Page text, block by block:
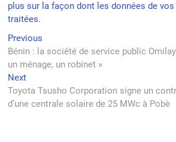
plus sur la façon dont les données de
traitées.
Navigation
de
l’article
Previous
post:
Bénin : la société de service public
un ménage, un robinet »
NextNext
post:
Toyota Tsusho Corporation signe un
d’une centrale solaire de 25 MWc à Pobè